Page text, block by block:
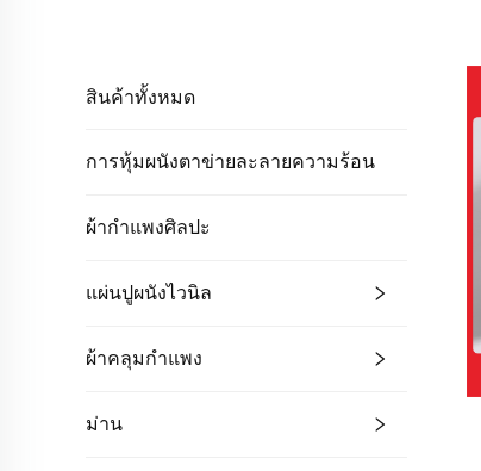
สินค้าทั้งหมด
การหุ้มผนังตาข่ายละลายความร้อน
ผ้ากำแพงศิลปะ
แผ่นปูผนังไวนิล
ผ้าคลุมกำแพง
ม่าน